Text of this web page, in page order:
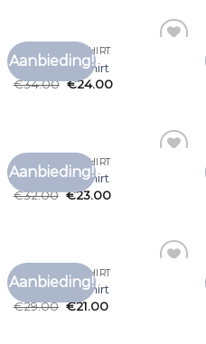
Aanbieding!
VANGUARD T SHIRT
vanguard t shirt
€34.00 €24.00
Aanbieding!
VANGUARD T SHIRT
vanguard t shirt
€32.00 €23.00
Aanbieding!
VANGUARD T SHIRT
vanguard t shirt
€29.00 €21.00